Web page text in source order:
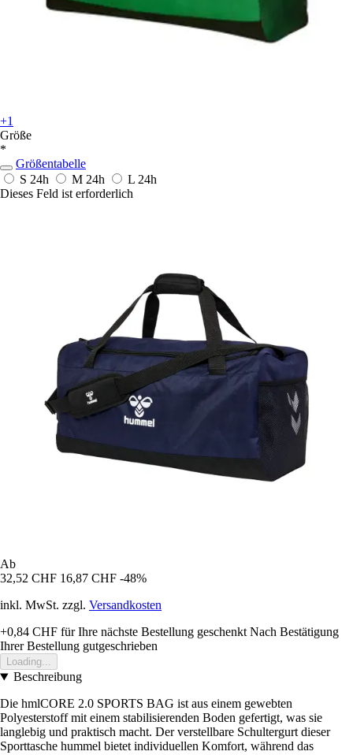
+1
Größe
*
Größentabelle
S 24h M 24h L 24h
Dieses Feld ist erforderlich
Ab
32,52 CHF 16,87 CHF -48%
inkl. MwSt. zzgl. Versandkosten
+0,84 CHF für Ihre nächste Bestellung geschenkt Nach Bestätigung
Ihrer Bestellung gutgeschrieben
Loading...
Beschreibung
Die hmlCORE 2.0 SPORTS BAG ist aus einem gewebten
Polyesterstoff mit einem stabilisierenden Boden gefertigt, was sie
langlebig und praktisch macht. Der verstellbare Schultergurt dieser
Sporttasche hummel bietet individuellen Komfort, während das